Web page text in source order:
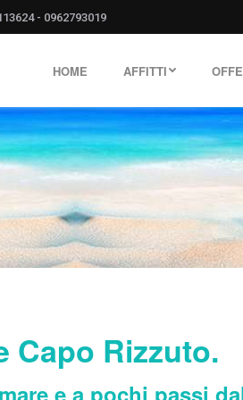
- 0962793019
HOME AFFITTI
Capo Rizzuto.
e a pochi passi